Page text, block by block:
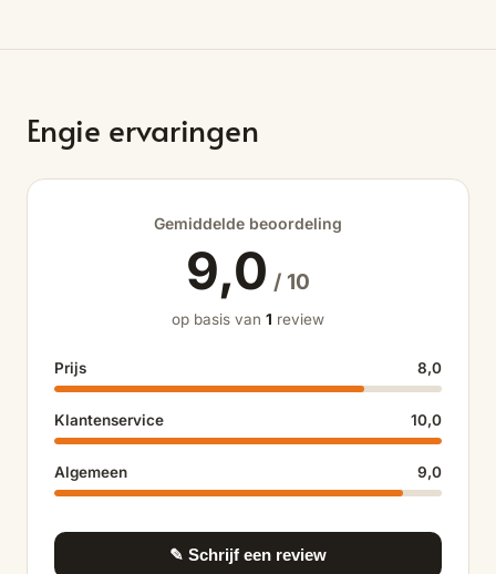
Engie ervaringen
Gemiddelde beoordeling
9,0 / 10
op basis van 1 review
Prijs 8,0
Klantenservice 10,0
Algemeen 9,0
✎ Schrijf een review